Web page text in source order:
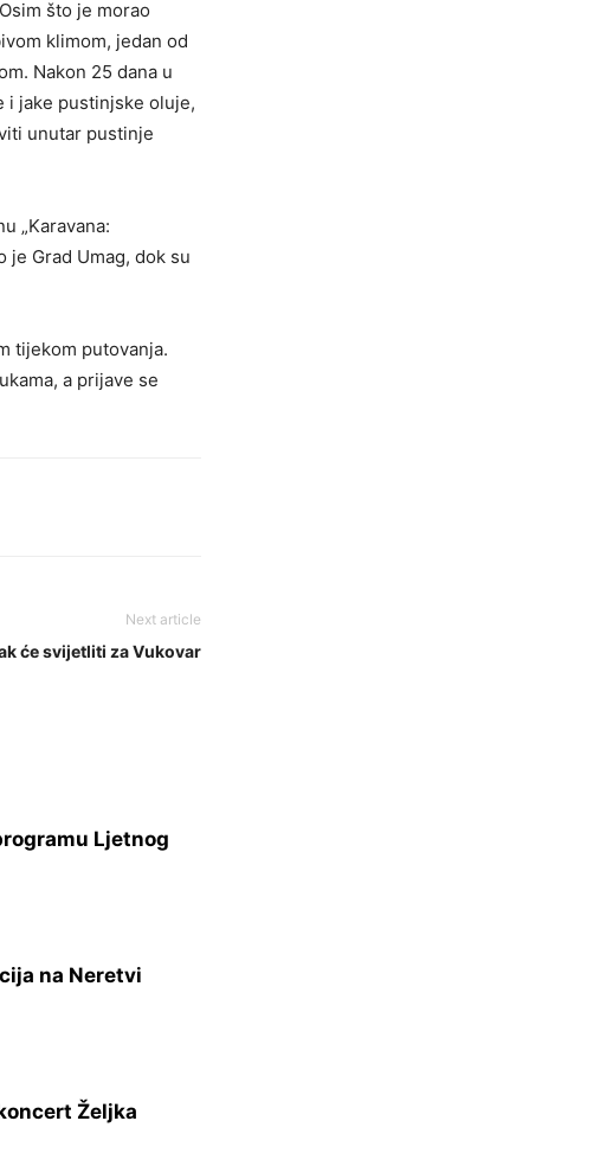
što je morao
klimom, jedan od
Nakon 25 dana u
i jake pustinjske oluje,
unutar pustinje
„Karavana:
je Grad Umag, dok su
tijekom putovanja.
a prijave se
Next article
će svijetliti za Vukovar
Ljetnog
na Neretvi
Željka